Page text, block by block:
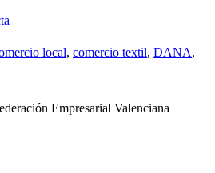
local, comercio textil, DANA,
Empresarial Valenciana